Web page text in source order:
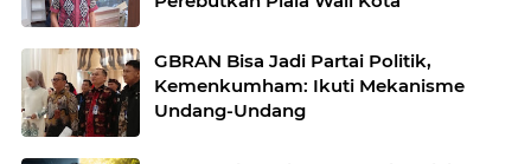
GBRAN Bisa Jadi Partai Politik,
Kemenkumham: Ikuti Mekanisme
Undang-Undang